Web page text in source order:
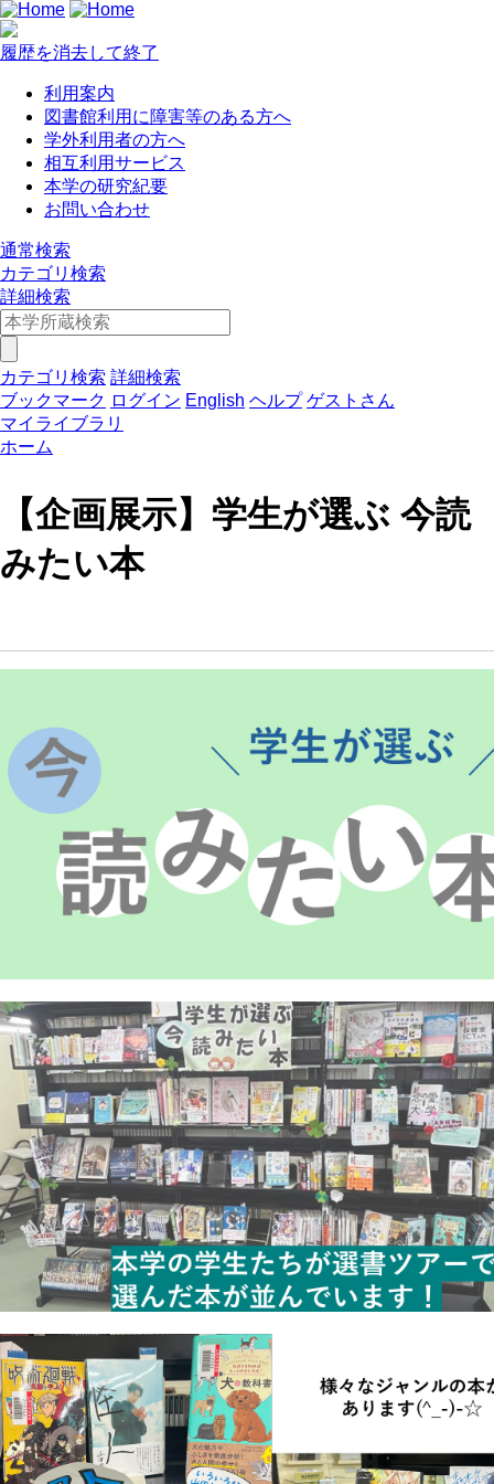
履歴を消去して終了
利用案内
図書館利用に障害等のある方へ
学外利用者の方へ
相互利用サービス
本学の研究紀要
お問い合わせ
通常検索
カテゴリ検索
詳細検索
カテゴリ検索 詳細検索
ブックマーク ログイン English ヘルプ ゲストさん
マイライブラリ
ホーム
【企画展示】学生が選ぶ 今読
みたい本